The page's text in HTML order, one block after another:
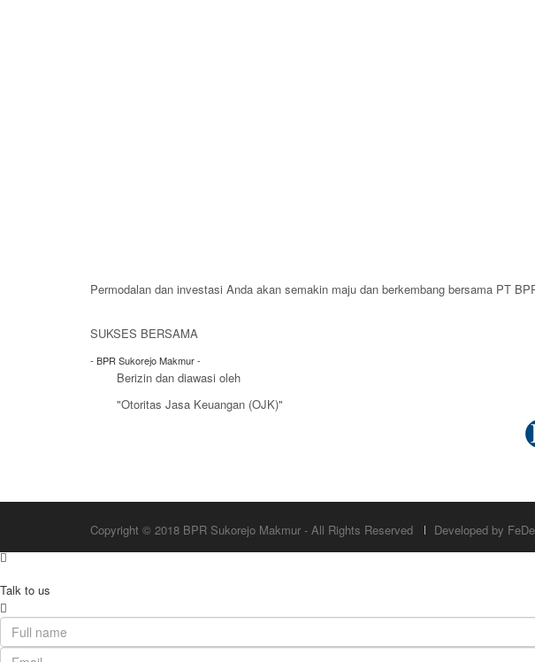
Permodalan dan investasi Anda akan semakin maju dan berkembang bersama PT
SUKSES BERSAMA
- BPR Sukorejo Makmur -
Berizin dan diawasi oleh
"Otoritas Jasa Keuangan (OJK)"
Copyright © 2018 BPR Sukorejo Makmur - All Rights Reserved Developed by
Talk to us